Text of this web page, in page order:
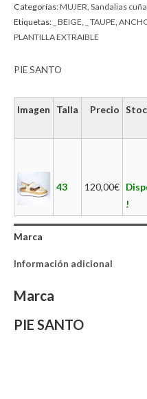
Categorías:MUJER Sandalias cuña
Etiquetas: _ BEIGE _ TAUPE
PLANTILLA EXTRAIBLE
PIE SANTO
Imagen Talla Precio
43 120,00€
!
Marca
Información adicional
Marca
PIE SANTO